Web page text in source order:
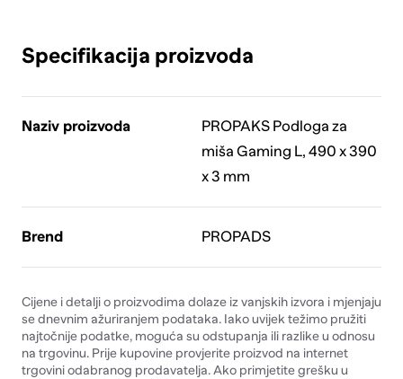
Specifikacija proizvoda
Naziv proizvoda
PROPAKS Podloga za
miša Gaming L, 490 x 390
x 3 mm
Brend PROPADS
Cijene i detalji o proizvodima dolaze iz vanjskih izvora i mjenjaju
se dnevnim ažuriranjem podataka. Iako uvijek težimo pružiti
najtočnije podatke, moguća su odstupanja ili razlike u odnosu
na trgovinu. Prije kupovine provjerite proizvod na internet
trgovini odabranog prodavatelja. Ako primjetite grešku u